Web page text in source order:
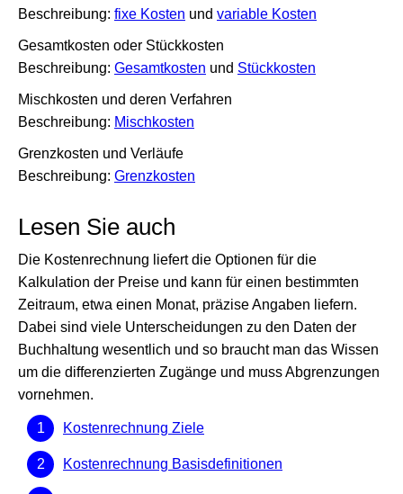
Beschreibung: fixe Kosten und variable Kosten
Gesamtkosten oder Stückkosten
Beschreibung: Gesamtkosten und Stückkosten
Mischkosten und deren Verfahren
Beschreibung: Mischkosten
Grenzkosten und Verläufe
Beschreibung: Grenzkosten
Lesen Sie auch
Die Kostenrechnung liefert die Optionen für die
Kalkulation der Preise und kann für einen bestimmten
Zeitraum, etwa einen Monat, präzise Angaben liefern.
Dabei sind viele Unterscheidungen zu den Daten der
Buchhaltung wesentlich und so braucht man das Wissen
um die differenzierten Zugänge und muss Abgrenzungen
vornehmen.
Kostenrechnung Ziele
Kostenrechnung Basisdefinitionen